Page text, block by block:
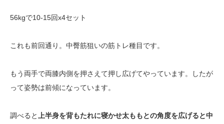
56kgで10-15回x4セット
これも前回通り。中臀筋狙いの筋トレ種目です。
もう両手で両膝内側を押さえて押し広げてやっています。したが
って姿勢は前傾になっています。
調べると
上半身を背もたれに寝かせ太ももとの角度を広げると中